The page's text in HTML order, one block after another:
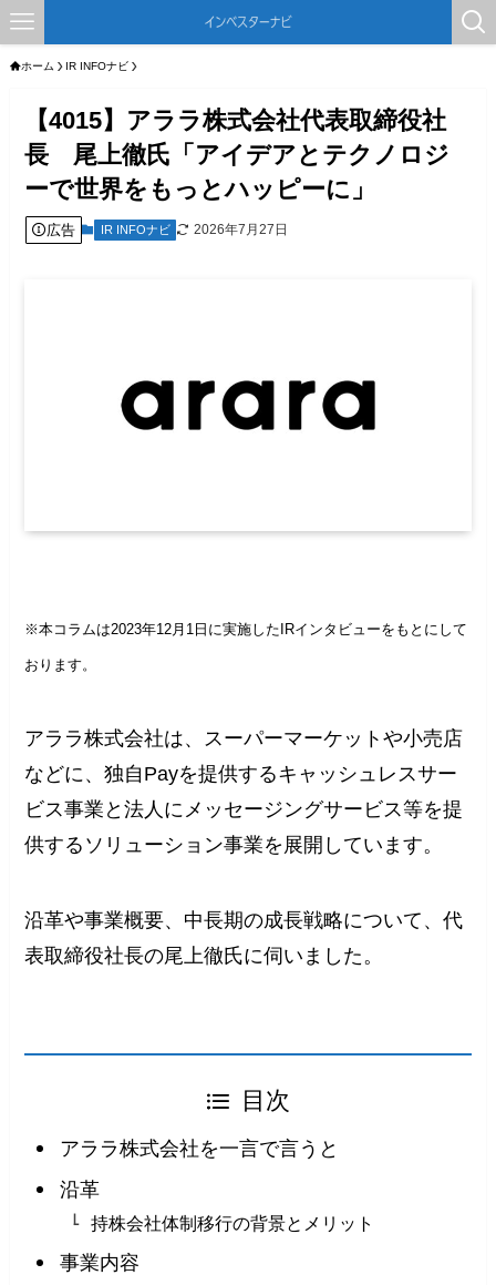
ホーム IR INFOナビ
【4015】アララ株式会社代表取締役社
長 尾上徹氏「アイデアとテクノロジ
ーで世界をもっとハッピーに」
広告 IR INFOナビ 2026年7月27日
※本コラムは2023年12月1日に実施したIRインタビューをもとにして
おります。
アララ株式会社は、スーパーマーケットや小売店
などに、独自Payを提供するキャッシュレスサー
ビス事業と法人にメッセージングサービス等を提
供するソリューション事業を展開しています。
沿革や事業概要、中長期の成長戦略について、代
表取締役社長の尾上徹氏に伺いました。
目次
アララ株式会社を一言で言うと
沿革
持株会社体制移行の背景とメリット
事業内容